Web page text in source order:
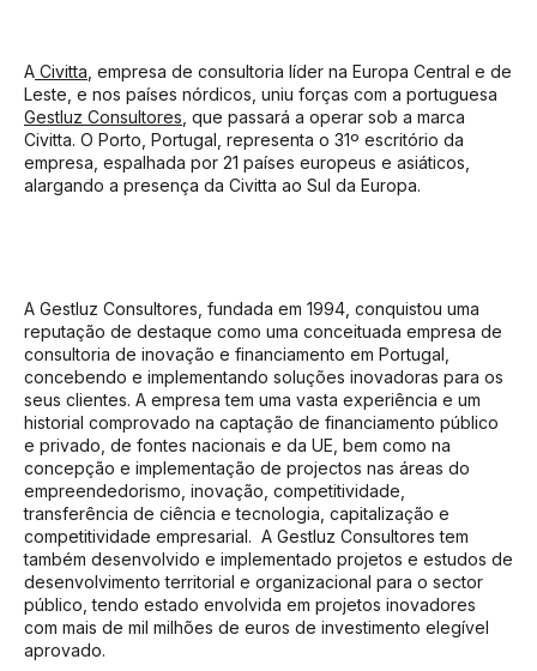
A Civitta , empresa de consultoria líder na Europa Central e de
Leste, e nos países nórdicos, uniu forças com a portuguesa
Gestluz Consultores , que passará a operar sob a marca
Civitta. O Porto, Portugal, representa o 31º escritório da
empresa, espalhada por 21 países europeus e asiáticos,
alargando a presença da Civitta ao Sul da Europa.
A Gestluz Consultores, fundada em 1994, conquistou uma
reputação de destaque como uma conceituada empresa de
consultoria de inovação e financiamento em Portugal,
concebendo e implementando soluções inovadoras para os
seus clientes. A empresa tem uma vasta experiência e um
historial comprovado na captação de financiamento público
e privado, de fontes nacionais e da UE, bem como na
concepção e implementação de projectos nas áreas do
empreendedorismo, inovação, competitividade,
transferência de ciência e tecnologia, capitalização e
competitividade empresarial. A Gestluz Consultores tem
também desenvolvido e implementado projetos e estudos de
desenvolvimento territorial e organizacional para o sector
público, tendo estado envolvida em projetos inovadores
com mais de mil milhões de euros de investimento elegível
aprovado.